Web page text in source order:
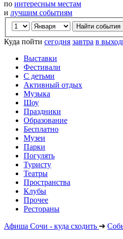
по интересным местам
и лучшим событиям
Куда пойти сегодня завтра в
Выставки
Фестивали
С детьми
Активный отдых
Музыка
Шоу
Праздники
Образование
Бесплатно
Музеи
Парки
Погулять
Туристу
Театры
Пространства
Клубы
Прочее
Рестораны
Афиша Сочи - куда сходить ➔